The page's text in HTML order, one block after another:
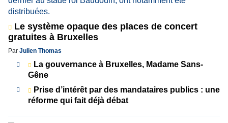
Le système opaque des places de concert
gratuites à Bruxelles
Par Julien Thomas
La gouvernance à Bruxelles, Madame Sans-
Gêne
Prise d’intérêt par des mandataires publics : une
réforme qui fait déjà débat